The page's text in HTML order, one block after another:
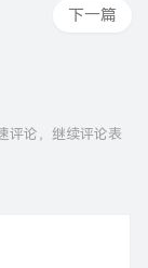
下一篇
评论，继续评论表